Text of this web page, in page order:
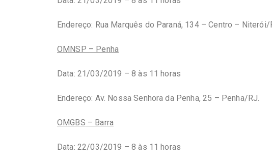
Endereço: Rua Marquês do Paraná, 134 – Centro – Niterói/
OMNSP – Penha
Data: 21/03/2019 – 8 às 11 horas
Endereço: Av. Nossa Senhora da Penha, 25 – Penha/RJ.
OMGBS – Barra
Data: 22/03/2019 – 8 às 11 horas